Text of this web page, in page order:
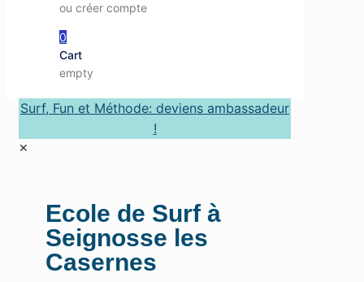
ou créer compte
0
Cart
empty
Surf, Fun et Méthode: deviens ambassadeur
!
✕
Ecole de Surf à
Seignosse les
Casernes